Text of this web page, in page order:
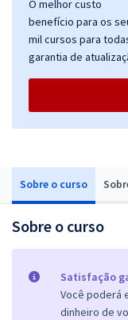
Sobre o curso
Sobre o curso
Satisfação
Você poderá
dinheiro de
O melhor custo
benefício para os
mil cursos para
garantia de